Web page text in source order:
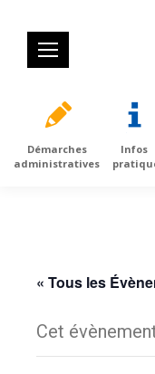
Démarches
administratives
Infos
« Tous les
Cet